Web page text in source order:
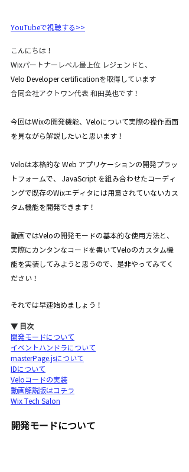
YouTubeで視聴する>>
こんにちは！
Wixパートナーレベル最上位 レジェンドと、
Velo Developer certificationを取得しています
合同会社アクトワン代表 和田英也です！
今回はWixの開発機能、Veloについて実際の操作画面
を見ながら解説したいと思います！
Veloは本格的な Web アプリケーションの開発プラッ
トフォームで、 JavaScript を組み合わせたコーディ
ングで既存のWixエディタには用意されていないカス
タム機能を開発できます！
動画ではVeloの開発モードの基本的な使用方法と、
実際にカンタンなコードを書いてVeloのカスタム機
能を実装してみようと思うので、是非やってみてく
ださい！
それでは早速始めましょう！
▼ 目次
開発モードについて
イベントハンドラについて
masterPage.jsについて
IDについて
Veloコードの実装
動画解説版はコチラ
Wix Tech Salon
開発モードについて